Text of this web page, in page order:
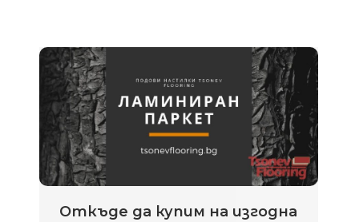
Откъде да купим на изгодна